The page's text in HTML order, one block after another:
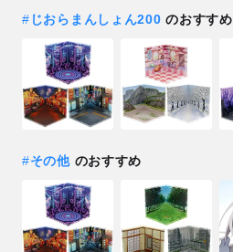
# じおらまんしょん200 のおすすめ
#その他のおすすめ